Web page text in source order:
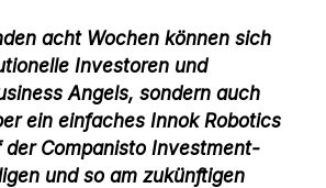
acht Wochen können sich
Investoren und
Angels, sondern auch
ein einfaches Innok Robotics
Companisto Investment-
und so am zukünftigen